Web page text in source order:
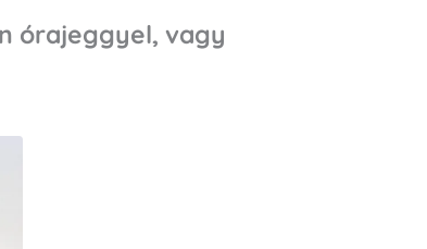
órajeggyel, vagy